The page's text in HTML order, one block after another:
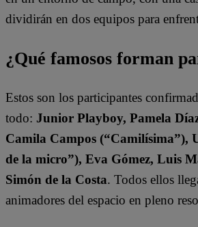
dividirán en dos equipos para
¿Qué famosos forman
Estos son los participantes
todo: Junior Playboy, Pamela
Camila Campos (“Camilísima”),
de la micro”), Eva Gómez, Luis
Simón de la Costa. Todos ellos
animadores del espacio en pleno